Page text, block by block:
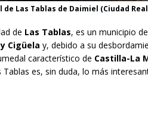
de Las Tablas de Daimiel (Ciudad
de Las Tablas, es un municipio
Cigüela y, debido a su
característico de Castilla-La
Tablas es, sin duda, lo más